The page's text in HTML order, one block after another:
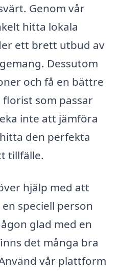
Genom vår
hitta lokala
ett brett utbud av
Dessutom
och få en bättre
som passar
inte att jämföra
den perfekta
tillfälle.
hjälp med att
speciell person
glad med en
det många bra
vår plattform